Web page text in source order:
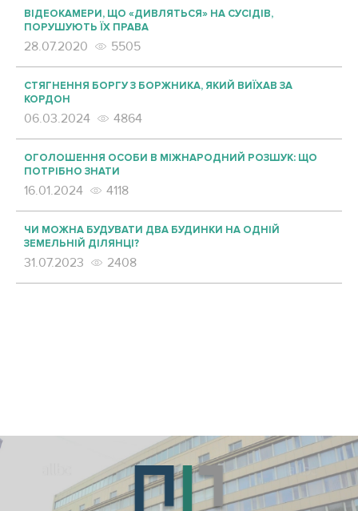
ВІДЕОКАМЕРИ, ЩО «ДИВЛЯТЬСЯ» НА СУСІДІВ,
ПОРУШУЮТЬ ЇХ ПРАВА
28.07.2020 5505
СТЯГНЕННЯ БОРГУ З БОРЖНИКА, ЯКИЙ ВИЇХАВ ЗА
КОРДОН
06.03.2024 4864
ОГОЛОШЕННЯ ОСОБИ В МІЖНАРОДНИЙ РОЗШУК: ЩО
ПОТРІБНО ЗНАТИ
16.01.2024 4118
ЧИ МОЖНА БУДУВАТИ ДВА БУДИНКИ НА ОДНІЙ
ЗЕМЕЛЬНІЙ ДІЛЯНЦІ?
31.07.2023 2408